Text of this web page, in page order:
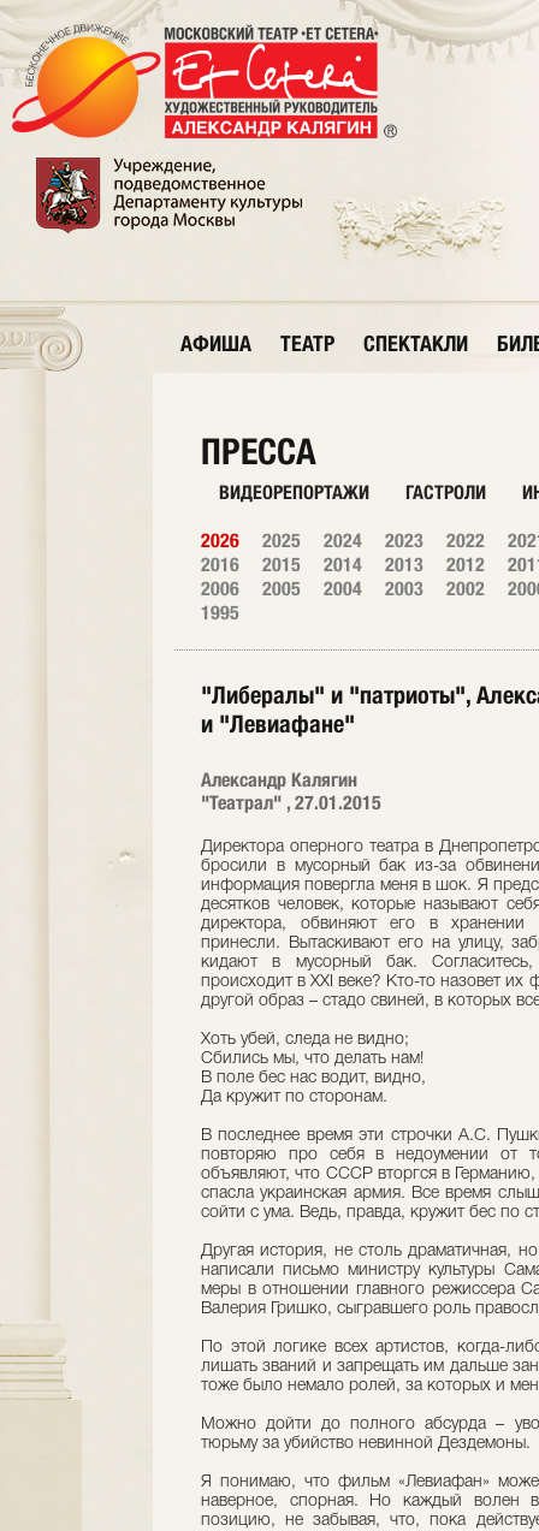
АФИША ТЕАТР СПЕКТАКЛИ
ПРЕССА
ВИДЕОРЕПОРТАЖИ ГАСТРОЛИ
2026 2025 2024 2023 2022
2016
2015 2014 2013 2012
2006
2005 2004 2003 2002
1995
"Либералы" и "патриоты",
и "Левиафане"
Александр Калягин
"Театрал" , 27.01.2015
Директора оперного театра в
бросили в мусорный бак из-за
информация повергла меня в шок. Я
десятков человек, которые называют
директора, обвиняют его в
принесли. Вытаскивают его на улицу,
кидают в мусорный бак.
происходит в XXI веке? Кто-то назовет
другой образ – стадо свиней, в которых
Хоть убей, следа не видно;
Сбились мы, что делать нам!
В поле бес нас водит, видно,
Да кружит по сторонам.
В последнее время эти строчки А.С.
повторяю про себя в недоумении от
объявляют, что СССР вторгся в
спасла украинская армия. Все время
сойти с ума. Ведь, правда, кружит бес по
Другая история, не столь драматичная,
написали письмо министру культуры
меры в отношении главного режиссера
Валерия Гришко, сыгравшего роль
По этой логике всех артистов, когда-
лишать званий и запрещать им дальше
тоже было немало ролей, за которых и
Можно дойти до полного абсурда –
тюрьму за убийство невинной Дездемоны.
Я понимаю, что фильм «Левиафан»
наверное, спорная. Но каждый волен
позицию, не забывая, что, пока